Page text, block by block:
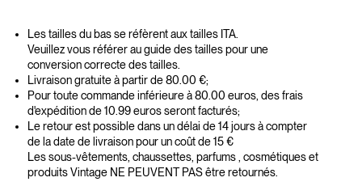
Les tailles du bas se réfèrent aux tailles ITA.
Veuillez vous référer au guide des tailles pour une
conversion correcte des tailles.
Livraison gratuite à partir de 80.00 €;
Pour toute commande inférieure à 80.00 euros, des frais
d'expédition de 10.99 euros seront facturés;
Le retour est possible dans un délai de 14 jours à compter
de la date de livraison pour un coût de 15 €
Les sous-vêtements, chaussettes, parfums , cosmétiques et
produits Vintage NE PEUVENT PAS être retournés.